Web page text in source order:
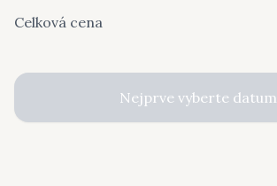
Celková cena
Nejprve vyberte datum